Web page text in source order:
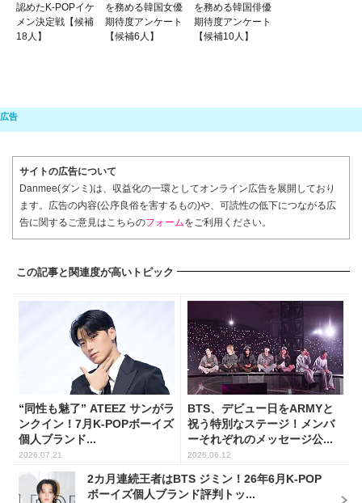
認めたK-POPイケ
メン決定戦【候補
18人】
を務める韓国女優
期待度アンケート
【候補6人】
を務める韓国俳優
期待度アンケート
【候補10人】
サイトの広告について
Danmee(ダンミ)は、収益化の一環としてオンライン広告を展開しており
ます。広告の内容(公序良俗を害するもの)や、可読性の低下につながる広
告に関するご意見はこちらのフォームをご利用ください。
この記事と関連度が高いトピック
“同性も魅了” ATEEZ サンがラ
ンクイン！7月K-POPボーイズ
個人ブランド...
2026.07.21
BTS、デビュー日をARMYと
祝う特別なステージ！メンバ
ーそれぞれのメッセージ公...
2026.06.12
2カ月連続王者はBTS ジミン！26年6月K-POP
ボーイズ個人ブランド評判トッ...